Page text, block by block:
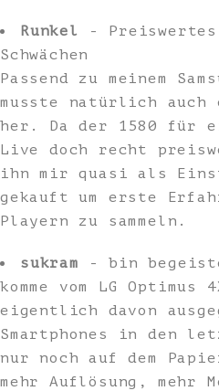
Runkel
-
Schwächen
Passend zu meinem
musste natürlich auch
her. Da der 1580 für
Live doch recht
ihn mir quasi als
gekauft um erste
Playern zu sammeln.
sukram
- bin
komme vom LG Optimus
eigentlich davon
Smartphones in den
nur noch auf dem
mehr Auflösung, mehr